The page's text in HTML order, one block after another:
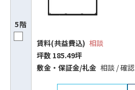
5階
賃料(共益費込) 相談
坪数 185.49坪
敷⾦‧保証⾦/礼⾦ 相談 / 確認